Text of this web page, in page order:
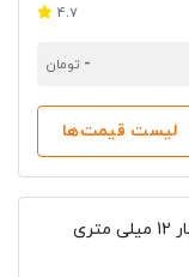
4.7
- تومان
لیست قیمت‌ها
مته الماسه پنج شیار 12 میلی متری